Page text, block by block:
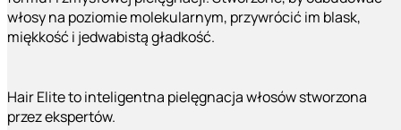
włosy na poziomie molekularnym, przywrócić im blask,
miękkość i jedwabistą gładkość.
Hair Elite to inteligentna pielęgnacja włosów stworzona
przez ekspertów.